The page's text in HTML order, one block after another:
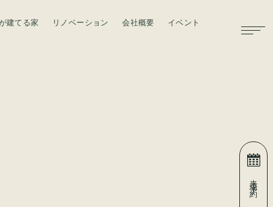
建てる家 リノベーション 会社概要 イベント
来場予約